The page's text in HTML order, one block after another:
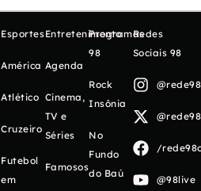
Esportes
América
Atlético
Cruzeiro
Futebol
em
Entretenimento
Agenda
Cinema,
TV e
Séries
Famosos
Programas
98
Rock
Insônia
No
Fundo
do Baú
Redes
Sociais 98
/
@98live